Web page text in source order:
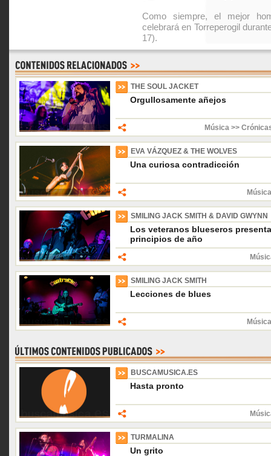
Como siempre, el mejor
celebrará en Torreperogil
17).
THE SOUL JACKET
Orgullosamente añejos
Música >>
EVA VÁZQUEZ & THE WOLVES
Una curiosa contradicción
SMILING JACK SMITH & DAVID GWYNN
Los veteranos blueseros
principios de año
SMILING JACK SMITH
Lecciones de blues
BUSCAMUSICA.ES
Hasta pronto
TURMALINA
Un grito